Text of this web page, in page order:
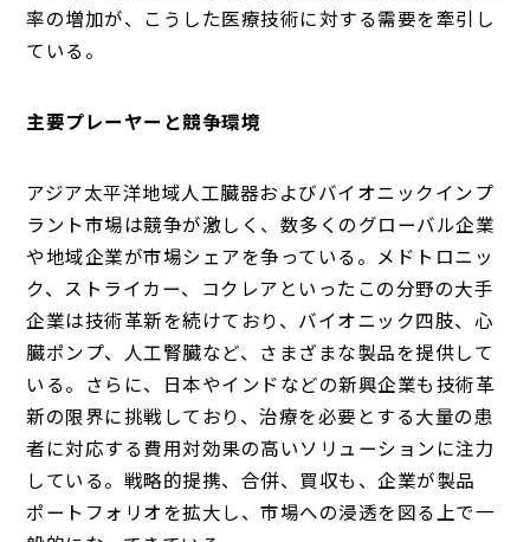
率の増加が、こうした医療技術に対する需要を牽引し
ている。
主要プレーヤーと競争環境
アジア太平洋地域人工臓器およびバイオニックインプ
ラント市場は競争が激しく、数多くのグローバル企業
や地域企業が市場シェアを争っている。メドトロニッ
ク、ストライカー、コクレアといったこの分野の大手
企業は技術革新を続けており、バイオニック四肢、心
臓ポンプ、人工腎臓など、さまざまな製品を提供して
いる。さらに、日本やインドなどの新興企業も技術革
新の限界に挑戦しており、治療を必要とする大量の患
者に対応する費用対効果の高いソリューションに注力
している。戦略的提携、合併、買収も、企業が製品
ポートフォリオを拡大し、市場への浸透を図る上で一